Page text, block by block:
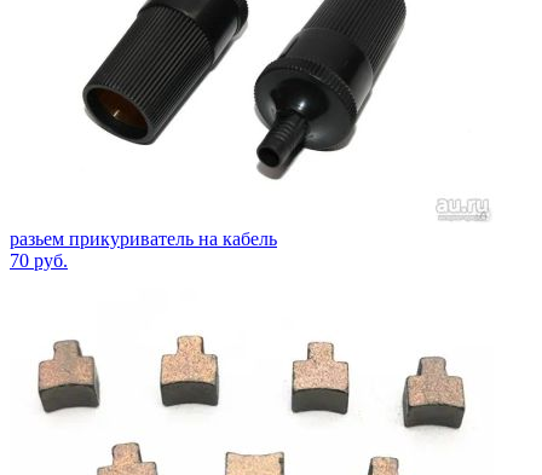
разьем прикуриватель на кабель
70 руб.